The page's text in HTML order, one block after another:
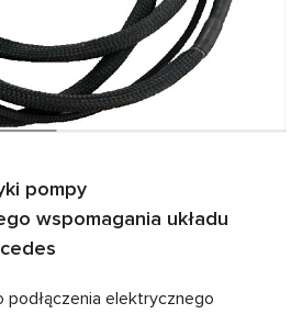
pompy
wspomagania układu
podłączenia elektrycznego